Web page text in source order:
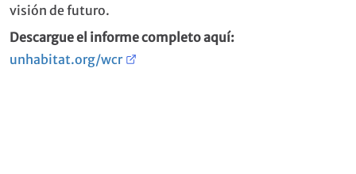
visión de futuro.
Descargue el informe completo aquí:
unhabitat.org/wcr